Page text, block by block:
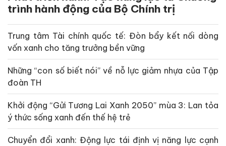
trình hành động của Bộ Chính trị
Trung tâm Tài chính quốc tế: Đòn bẩy kết nối dòng
vốn xanh cho tăng trưởng bền vững
Những “con số biết nói” về nỗ lực giảm nhựa của Tập
đoàn TH
Khởi động “Gửi Tương Lai Xanh 2050” mùa 3: Lan tỏa
ý thức sống xanh đến thế hệ trẻ
Chuyển đổi xanh: Động lực tái định vị năng lực cạnh